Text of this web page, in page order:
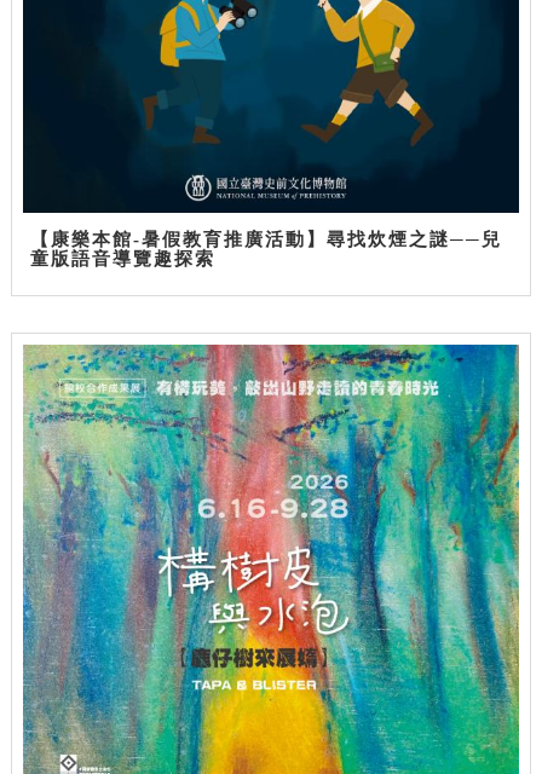
【康樂本館-暑假教育推廣活動】尋找炊煙之謎──兒
童版語音導覽趣探索